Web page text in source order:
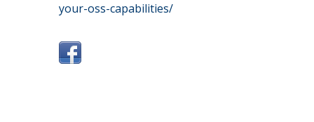
your-oss-capabilities/